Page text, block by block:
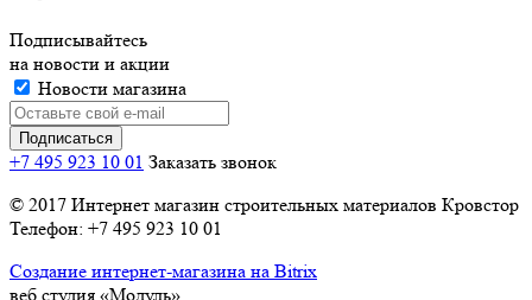
Подписывайтесь
на новости и акции
Новости магазина
+7 495 923 10 01 Заказать звонок
© 2017 Интернет магазин строительных материалов Кровстор
Телефон: +7 495 923 10 01
Создание интернет-магазина на Bitrix
веб студия «Модуль»